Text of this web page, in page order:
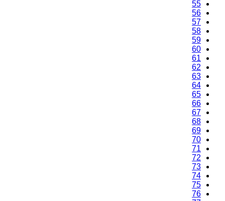
55
56
57
58
59
60
61
62
63
64
65
66
67
68
69
70
71
72
73
74
75
76